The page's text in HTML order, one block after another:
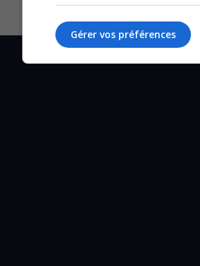
Gérer vos préférences